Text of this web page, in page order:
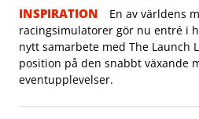
INSPIRATION
En av världens
racingsimulatorer gör nu entré i
nytt samarbete med The Launch
position på den snabbt växande
eventupplevelser.